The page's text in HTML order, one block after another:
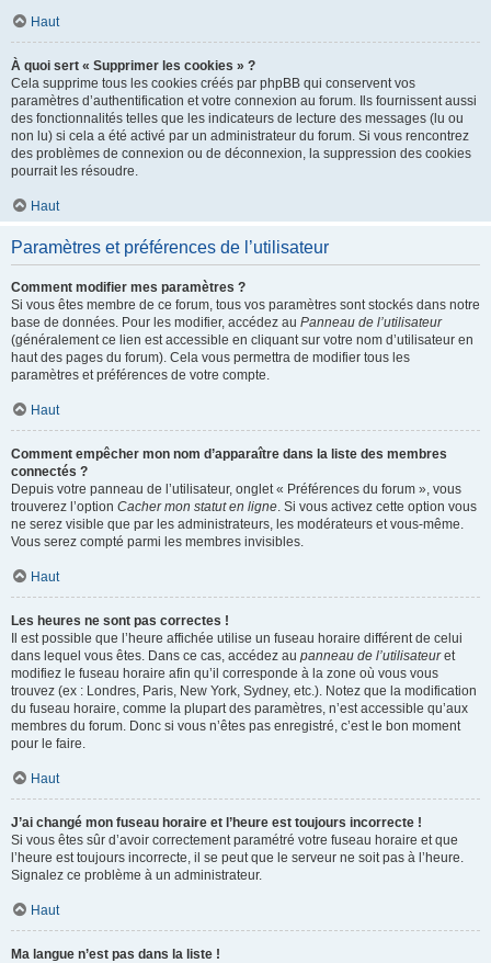
Haut
À quoi sert « Supprimer les cookies » ?
Cela supprime tous les cookies créés par phpBB qui conservent vos
paramètres d’authentification et votre connexion au forum. Ils fournissent aussi
des fonctionnalités telles que les indicateurs de lecture des messages (lu ou
non lu) si cela a été activé par un administrateur du forum. Si vous rencontrez
des problèmes de connexion ou de déconnexion, la suppression des cookies
pourrait les résoudre.
Haut
Paramètres et préférences de l’utilisateur
Comment modifier mes paramètres ?
Si vous êtes membre de ce forum, tous vos paramètres sont stockés dans notre
base de données. Pour les modifier, accédez au Panneau de l’utilisateur
(généralement ce lien est accessible en cliquant sur votre nom d’utilisateur en
haut des pages du forum). Cela vous permettra de modifier tous les
paramètres et préférences de votre compte.
Haut
Comment empêcher mon nom d’apparaître dans la liste des membres
connectés ?
Depuis votre panneau de l’utilisateur, onglet « Préférences du forum », vous
trouverez l’option Cacher mon statut en ligne. Si vous activez cette option vous
ne serez visible que par les administrateurs, les modérateurs et vous-même.
Vous serez compté parmi les membres invisibles.
Haut
Les heures ne sont pas correctes !
Il est possible que l’heure affichée utilise un fuseau horaire différent de celui
dans lequel vous êtes. Dans ce cas, accédez au panneau de l’utilisateuret
modifiez le fuseau horaire afin qu’il corresponde à la zone où vous vous
trouvez (ex : Londres, Paris, New York, Sydney, etc.). Notez que la modification
du fuseau horaire, comme la plupart des paramètres, n’est accessible qu’aux
membres du forum. Donc si vous n’êtes pas enregistré, c’est le bon moment
pour le faire.
Haut
J’ai changé mon fuseau horaire et l’heure est toujours incorrecte !
Si vous êtes sûr d’avoir correctement paramétré votre fuseau horaire et que
l’heure est toujours incorrecte, il se peut que le serveur ne soit pas à l’heure.
Signalez ce problème à un administrateur.
Haut
Ma langue n’est pas dans la liste !